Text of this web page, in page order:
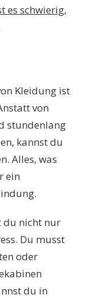
es schwierig,
Kleidung ist
von
stundenlang
kannst du
Alles, was
ein
du nicht nur
Du musst
oder
du in